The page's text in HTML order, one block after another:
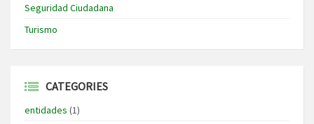
Seguridad Ciudadana
Turismo
CATEGORIES
entidades (1)